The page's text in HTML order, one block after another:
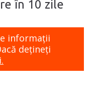
în 10 zile
informaţii
dețineți